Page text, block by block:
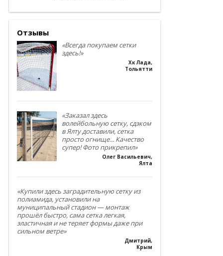
Отзывы
«Всегда покупаем сетки
здесь!»
Хк Лада,
Тольятти
«Заказал здесь
волейбольную сетку, сдэком
в Ялту доставили, сетка
просто огнище... Качество
супер! Фото прикрепил»
Олег Васильевич,
Ялта
«Купили здесь заградительную сетку из
полиамида, установили на
муниципальный стадион — монтаж
прошёл быстро, сама сетка легкая,
эластичная и не теряет формы даже при
сильном ветре»
Дмитрий,
Крым